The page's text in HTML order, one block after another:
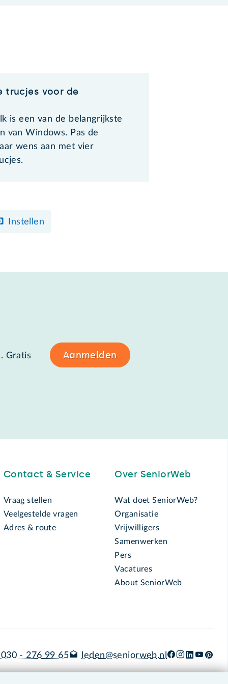
trucjes voor de
is een van de belangrijkste
van Windows. Pas de
wens aan met vier
Instellen
Gratis Aanmelden
Contact & Service
Vraag stellen
Veelgestelde vragen
Adres & route
Over SeniorWeb
Wat doet SeniorWeb?
Organisatie
Vrijwilligers
Samenwerken
Pers
Vacatures
About SeniorWeb
030 - 276 99 65 leden@seniorweb.nl